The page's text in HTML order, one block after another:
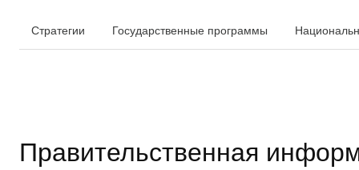
Стратегии Государственные программы
Правительственная